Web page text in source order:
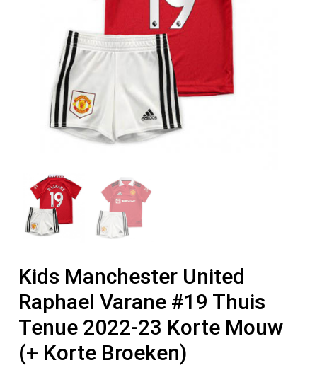
Kids Manchester United
Raphael Varane #19 Thuis
Tenue 2022-23 Korte Mouw
(+ Korte Broeken)